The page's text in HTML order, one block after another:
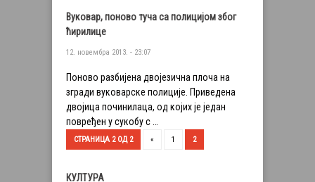
Вуковар, поново туча са полицијом због
ћирилице
12. новембра 2013. - 23:07
Поново разбијена двојезична плоча на
згради вуковарске полиције. Приведена
двојица починилаца, од којих је један
повређен у сукобу с …
СТРАНИЦА 2 ОД 2 « 1 2
КУЛТУРА